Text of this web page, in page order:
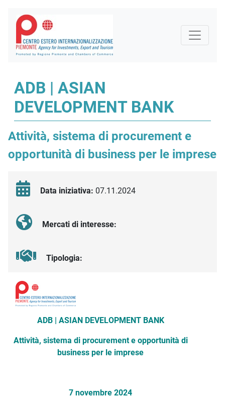
ADB | ASIAN
DEVELOPMENT BANK
Attività, sistema di procurement e
opportunità di business per le imprese
Data iniziativa: 07.11.2024
Mercati di interesse:
Tipologia:
Descrizione iniziativa
ADB | ASIAN DEVELOPMENT BANK
Attività, sistema di procurement e opportunità di
business per le imprese
7 novembre 2024